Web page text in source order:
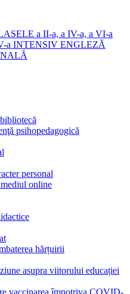
a II-a, a IV-a, a VI-a
a INTENSIV ENGLEZĂ
psihopedagogică
personal
online
hărțuirii
asupra viitorului educației
vaccinarea împotriva COVID-